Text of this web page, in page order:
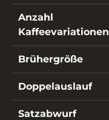
Anzahl
Kaffeevariationen
Brühergröße
Doppelauslauf
Satzabwurf